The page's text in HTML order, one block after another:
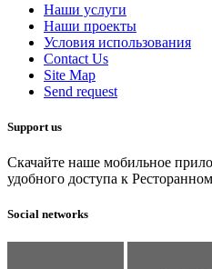
Наши услуги
Наши проекты
Условия использования
Contact Us
Site Map
Send request
Support us
Скачайте наше мобильное
удобного доступа к
Social networks